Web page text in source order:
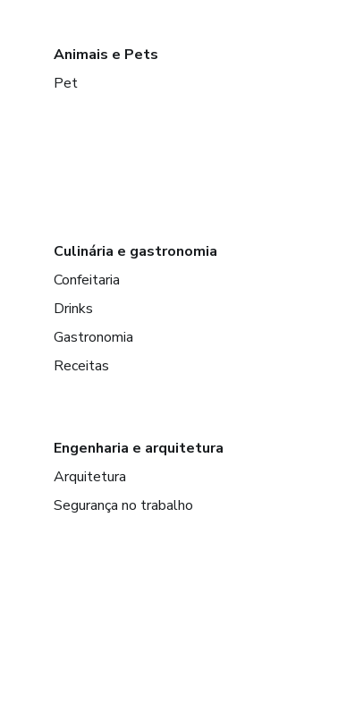
Animais e Pets
Pet
Culinária e gastronomia
Confeitaria
Drinks
Gastronomia
Receitas
Engenharia e arquitetura
Arquitetura
Segurança no trabalho